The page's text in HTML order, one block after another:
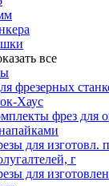
все
фрезерных
Хаус
фрез для
для изготовл.
г
для